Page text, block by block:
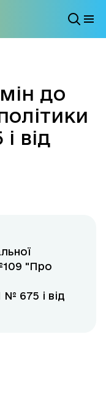
до
від
"Про
№ 675 і від